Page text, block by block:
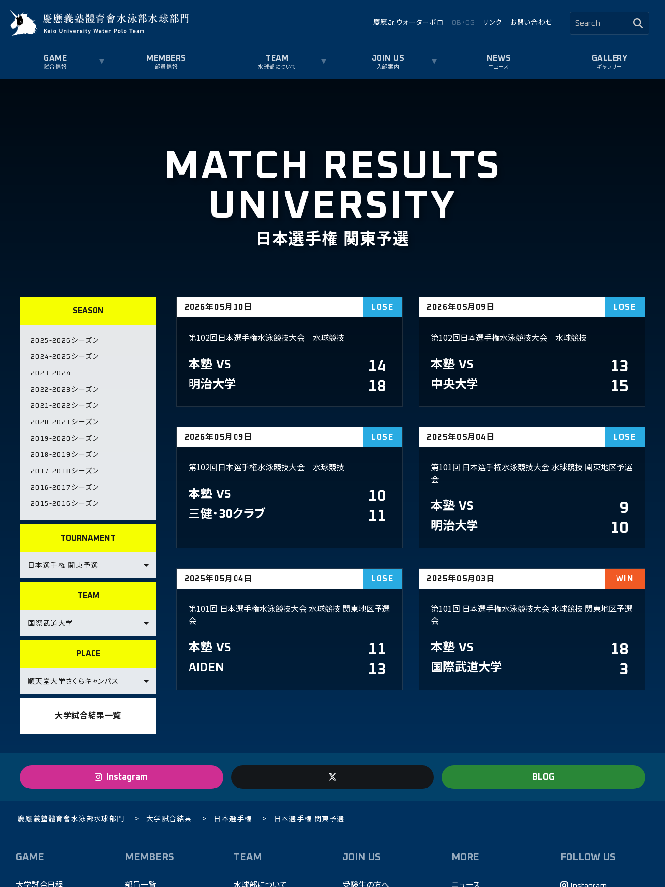
試合情報 部員情報 水球部について 入部案内 ニュース ギャラリー
慶應Jr.ウォーターポロ OB・OG リンク お問い合わせ
MATCH RESULTS
UNIVERSITY
日本選手権 関東予選
2026年05月10日 LOSE
第102回日本選手権水泳競技大会 水球競技
本塾 VS 14
明治大学 18
2026年05月09日 LOSE
第102回日本選手権水泳競技大会 水球競技
本塾 VS 13
中央大学 15
2026年05月09日 LOSE
第102回日本選手権水泳競技大会 水球競技
本塾 VS 10
三健・30クラブ 11
2025年05月04日 LOSE
第101回 日本選手権水泳競技大会 水球競技 関東地区予選
会
本塾 VS 9
明治大学 10
2025年05月04日 LOSE
第101回 日本選手権水泳競技大会 水球競技 関東地区予選
会
本塾 VS 11
AIDEN 13
2025年05月03日 WIN
第101回 日本選手権水泳競技大会 水球競技 関東地区予選
会
本塾 VS 18
​国際武道大学 3
SEASON
2025-2026シーズン
2024-2025シーズン
2023-2024
2022-2023シーズン
2021-2022シーズン
2020-2021シーズン
2019-2020シーズン
2018-2019シーズン
2017-2018シーズン
2016-2017シーズン
2015-2016シーズン
TOURNAMENT
TEAM
PLACE
大学試合結果一覧
Instagram BLOG
慶應義塾體育會水泳部水球部門 > 大学試合結果 > 日本選手権 > 日本選手権 関東予選
GAME
大学試合日程
MEMBERS
部員一覧
TEAM
水球部について
JOIN US
受験生の方へ
MORE
ニュース
FOLLOW US